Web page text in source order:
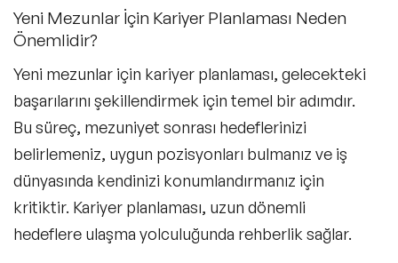
Yeni Mezunlar İçin Kariyer Planlaması Neden
Önemlidir?
Yeni mezunlar için kariyer planlaması, gelecekteki
başarılarını şekillendirmek için temel bir adımdır.
Bu süreç, mezuniyet sonrası hedeflerinizi
belirlemeniz, uygun pozisyonları bulmanız ve iş
dünyasında kendinizi konumlandırmanız için
kritiktir. Kariyer planlaması, uzun dönemli
hedeflere ulaşma yolculuğunda rehberlik sağlar.